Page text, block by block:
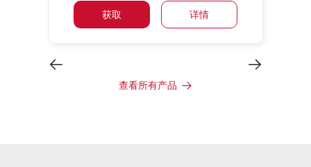
获取 详情
查看所有产品